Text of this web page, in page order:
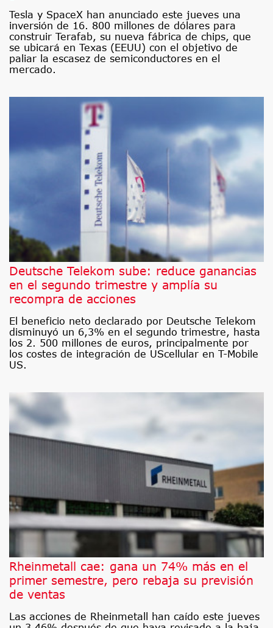
Tesla y SpaceX han anunciado este jueves una
inversión de 16. 800 millones de dólares para
construir Terafab, su nueva fábrica de chips, que
se ubicará en Texas (EEUU) con el objetivo de
paliar la escasez de semiconductores en el
mercado.
Deutsche Telekom sube: reduce ganancias
en el segundo trimestre y amplía su
recompra de acciones
El beneficio neto declarado por Deutsche Telekom
disminuyó un 6,3% en el segundo trimestre, hasta
los 2. 500 millones de euros, principalmente por
los costes de integración de UScellular en T-Mobile
US.
Rheinmetall cae: gana un 74% más en el
primer semestre, pero rebaja su previsión
de ventas
Las acciones de Rheinmetall han caído este jueves